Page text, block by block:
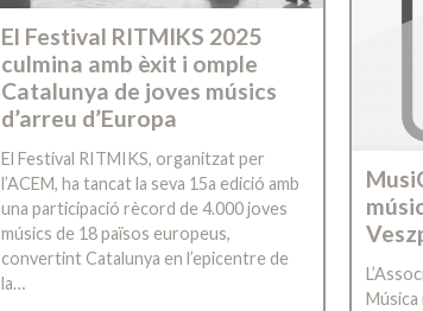
El Festival RITMIKS 2025
culmina amb èxit i omple
Catalunya de joves músics
d’arreu d’Europa
El Festival RITMIKS, organitzat per
l’ACEM, ha tancat la seva 15a edició amb
una participació rècord de 4.000 joves
músics de 18 països europeus,
convertint Catalunya en l’epicentre de
la…
Música